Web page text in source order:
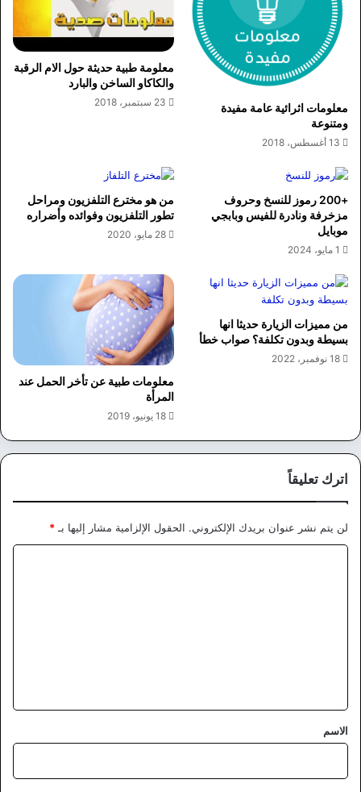
معلومات اثرائية عامة مفيدة
ومتنوعة
13 أغسطس، 2018
معلومة طبية حديثة حول الام الرقبة
والكاكاو الساخن والبارد
23 سبتمبر، 2018
+200 رموز للنسخ وحروف
مزخرفة ونادرة للفيس وبابجي
موبايل
1 مايو، 2024
من هو مخترع التلفزيون ومراحل
تطور التلفزيون وفوائده وأضراره
28 مايو، 2020
من مميزات الزيارة حديثا انها
بسيطة وبدون تكلفة؟ صواب خطأ
18 نوفمبر، 2022
معلومات طبية عن تأخر الحمل عند
المرأة
18 يونيو، 2019
اترك تعليقاً
لن يتم نشر عنوان بريدك الإلكتروني. الحقول الإلزامية مشار إليها بـ *
*
الاسم